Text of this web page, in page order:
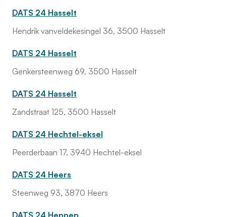
DATS 24 Hasselt
Hendrik vanveldekesingel 36, 3500 Hasselt
DATS 24 Hasselt
Genkersteenweg 69, 3500 Hasselt
DATS 24 Hasselt
Zandstraat 125, 3500 Hasselt
DATS 24 Hechtel-eksel
Peerderbaan 17, 3940 Hechtel-eksel
DATS 24 Heers
Steenweg 93, 3870 Heers
DATS 24 Heppen